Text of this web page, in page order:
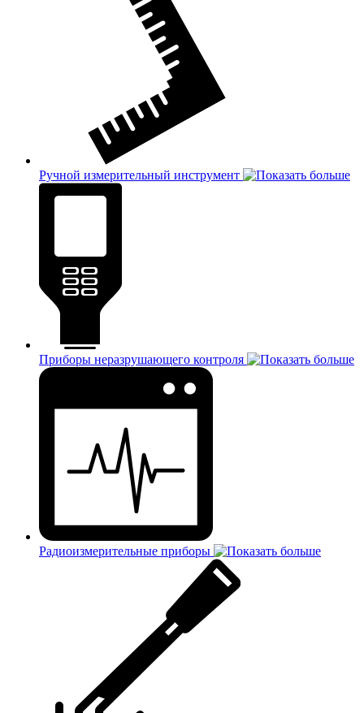
Ручной измерительный инструмент
Приборы неразрушающего контроля
Радиоизмерительные приборы